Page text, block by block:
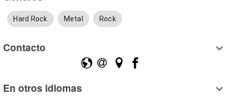
Hard Rock Metal Rock
Contacto
En otros idiomas